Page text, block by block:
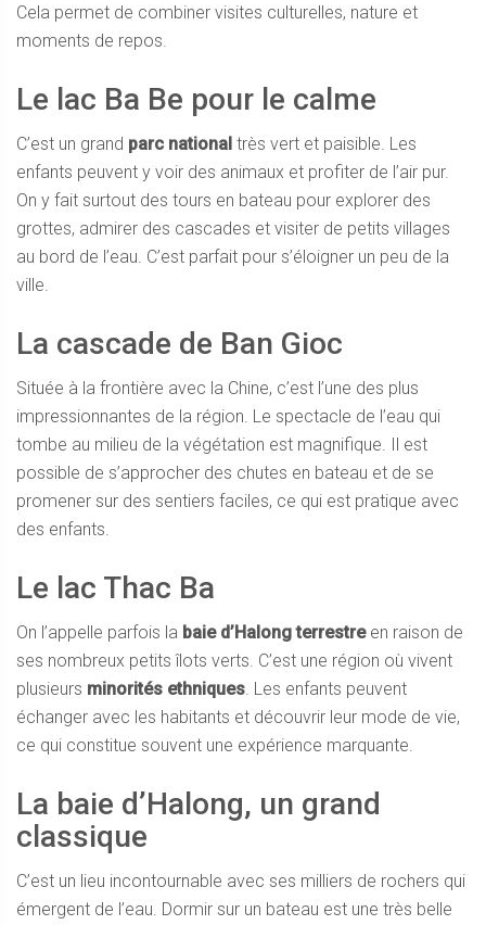
Cela permet de combiner visites culturelles, nature et
moments de repos.
Le lac Ba Be pour le calme
C’est un grand parc national très vert et paisible. Les
enfants peuvent y voir des animaux et profiter de l’air pur.
On y fait surtout des tours en bateau pour explorer des
grottes, admirer des cascades et visiter de petits villages
au bord de l’eau. C’est parfait pour s’éloigner un peu de la
ville.
La cascade de Ban Gioc
Située à la frontière avec la Chine, c’est l’une des plus
impressionnantes de la région. Le spectacle de l’eau qui
tombe au milieu de la végétation est magnifique. Il est
possible de s’approcher des chutes en bateau et de se
promener sur des sentiers faciles, ce qui est pratique avec
des enfants.
Le lac Thac Ba
On l’appelle parfois la baie d’Halong terrestreen raison de
ses nombreux petits îlots verts. C’est une région où vivent
plusieurs minorités ethniques . Les enfants peuvent
échanger avec les habitants et découvrir leur mode de vie,
ce qui constitue souvent une expérience marquante.
La baie d’Halong, un grand
classique
C’est un lieu incontournable avec ses milliers de rochers qui
émergent de l’eau. Dormir sur un bateau est une très belle